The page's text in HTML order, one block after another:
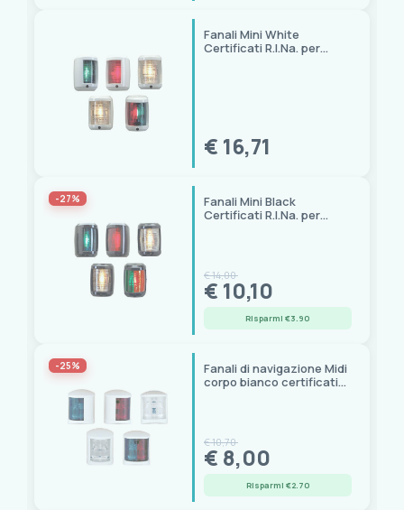
Fanali Mini White
Certificati R.I.Na. per
€ 16,71
-27%
Fanali Mini Black
Certificati R.I.Na. per
€ 14,00
€ 10,10
Risparmi €3.90
-25%
Fanali di navigazione Midi
corpo bianco certificati
€ 10,70
€ 8,00
Risparmi €2.70